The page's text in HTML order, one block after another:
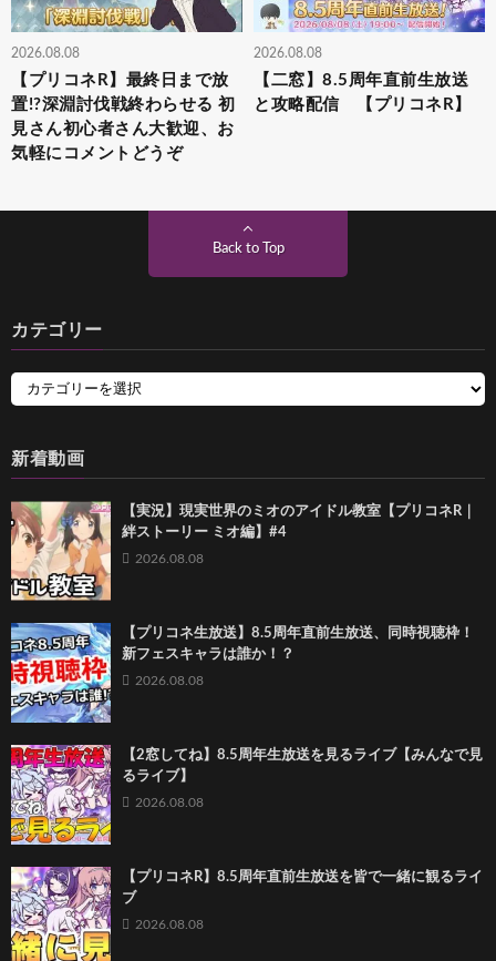
2026.08.08
【プリコネR】最終日まで放
置!?深淵討伐戦終わらせる 初
見さん初心者さん大歓迎、お
気軽にコメントどうぞ
2026.08.08
【二窓】8.5周年直前生放送
と攻略配信 【プリコネR】
Back to Top
カテゴリー
新着動画
【実況】現実世界のミオのアイドル教室【プリコネR｜
絆ストーリー ミオ編】#4
2026.08.08
【プリコネ生放送】8.5周年直前生放送、同時視聴枠！
新フェスキャラは誰か！？
2026.08.08
【2窓してね】8.5周年生放送を見るライブ【みんなで見
るライブ】
2026.08.08
【プリコネR】8.5周年直前生放送を皆で一緒に観るライ
ブ
2026.08.08